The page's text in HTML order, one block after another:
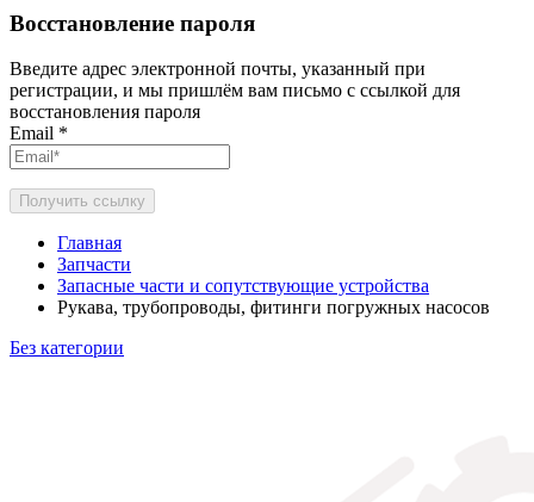
Восстановление пароля
Введите адрес электронной почты, указанный при
регистрации, и мы пришлём вам письмо с ссылкой для
восстановления пароля
Email *
Получить ссылку
Главная
Запчасти
Запасные части и сопутствующие устройства
Рукава, трубопроводы, фитинги погружных насосов
Без категории